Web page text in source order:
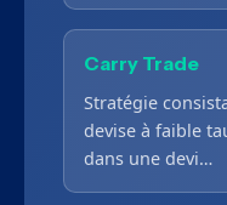
Carry Trade
Stratégie
devise à faible
dans une devi…